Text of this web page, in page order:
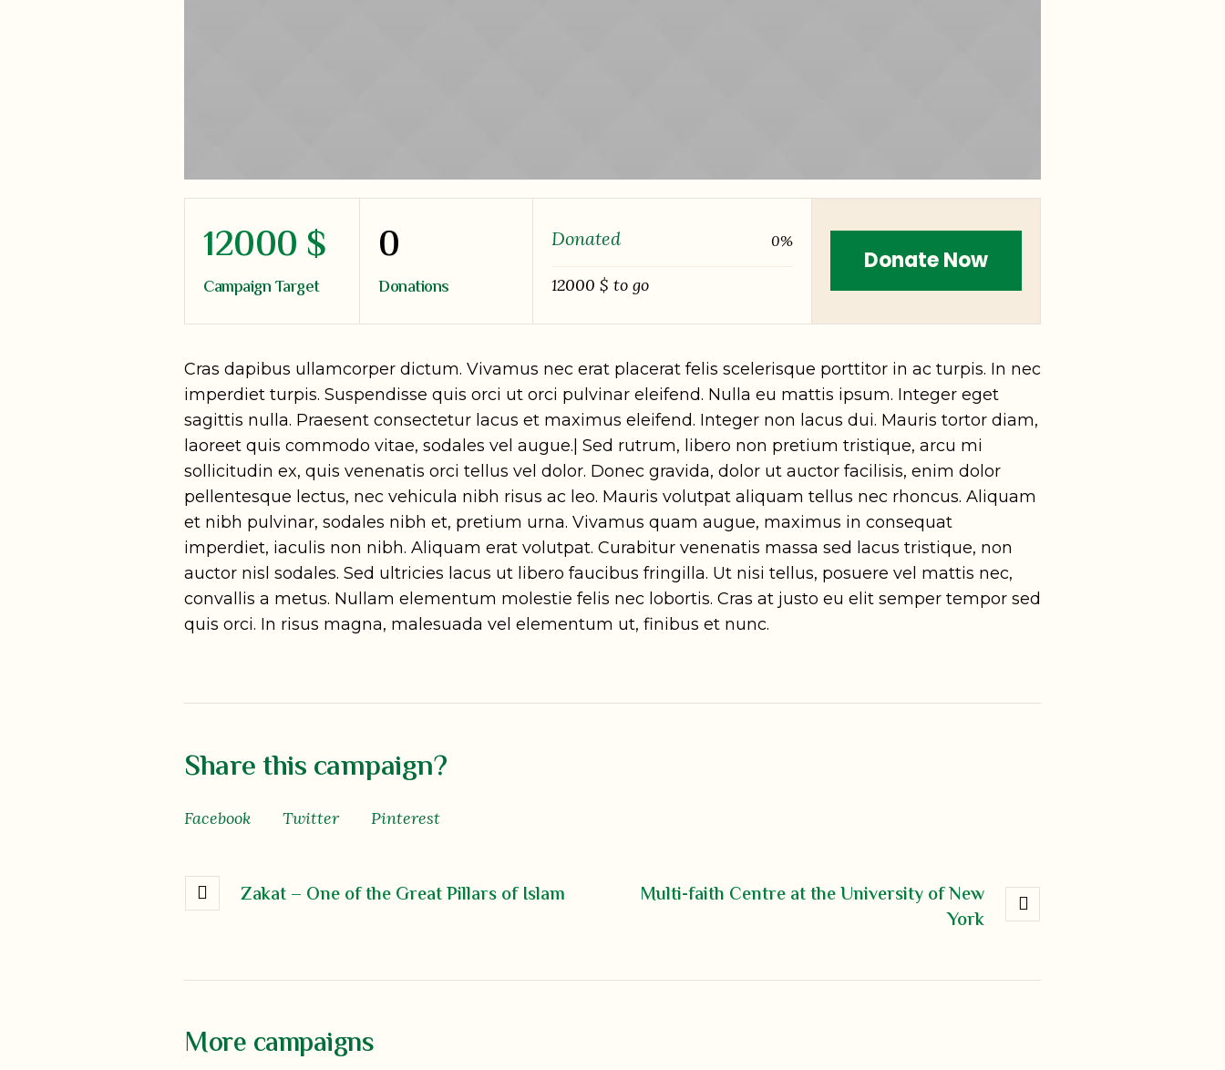
12000 $
Campaign Target
0
Donations
Donated 0%
12000 $ to go
Donate Now
Cras dapibus ullamcorper dictum. Vivamus nec erat placerat felis scelerisque porttitor in ac turpis. In nec
imperdiet turpis. Suspendisse quis orci ut orci pulvinar eleifend. Nulla eu mattis ipsum. Integer eget
sagittis nulla. Praesent consectetur lacus et maximus eleifend. Integer non lacus dui. Mauris tortor diam,
laoreet quis commodo vitae, sodales vel augue.| Sed rutrum, libero non pretium tristique, arcu mi
sollicitudin ex, quis venenatis orci tellus vel dolor. Donec gravida, dolor ut auctor facilisis, enim dolor
pellentesque lectus, nec vehicula nibh risus ac leo. Mauris volutpat aliquam tellus nec rhoncus. Aliquam
et nibh pulvinar, sodales nibh et, pretium urna. Vivamus quam augue, maximus in consequat
imperdiet, iaculis non nibh. Aliquam erat volutpat. Curabitur venenatis massa sed lacus tristique, non
auctor nisl sodales. Sed ultricies lacus ut libero faucibus fringilla. Ut nisi tellus, posuere vel mattis nec,
convallis a metus. Nullam elementum molestie felis nec lobortis. Cras at justo eu elit semper tempor sed
quis orci. In risus magna, malesuada vel elementum ut, finibus et nunc.
Share this campaign?
Facebook Twitter Pinterest
Zakat – One of the Great Pillars of Islam
Multi-faith Centre at the University of New
York
More campaigns